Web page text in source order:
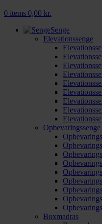
0 items 0,00 kr.
Senge
Elevationssenge
Opbevaringssenge
Boxmadras